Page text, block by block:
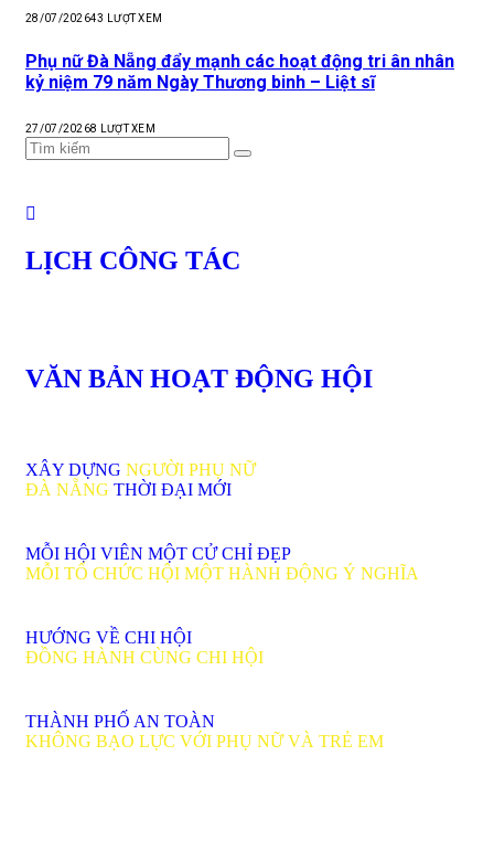
28/07/202643 LƯỢT XEM
Phụ nữ Đà Nẵng đẩy mạnh các hoạt động tri ân nhân
kỷ niệm 79 năm Ngày Thương binh – Liệt sĩ
27/07/20268 LƯỢT XEM
LỊCH CÔNG TÁC
VĂN BẢN HOẠT ĐỘNG HỘI
XÂY DỰNG NGƯỜI PHỤ NỮ
ĐÀ NẴNG THỜI ĐẠI MỚI
MỖI HỘI VIÊN MỘT CỬ CHỈ ĐẸP
MỖI TỔ CHỨC HỘI MỘT HÀNH ĐỘNG Ý NGHĨA
HƯỚNG VỀ CHI HỘI
ĐỒNG HÀNH CÙNG CHI HỘI
THÀNH PHỐ AN TOÀN
KHÔNG BẠO LỰC VỚI PHỤ NỮ VÀ TRẺ EM